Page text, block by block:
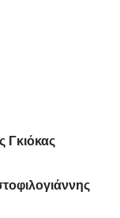
Γκιόκας